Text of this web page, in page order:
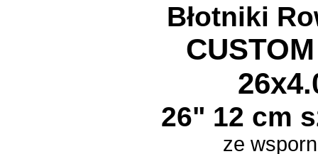
Błotniki
26" 12 cm
ze